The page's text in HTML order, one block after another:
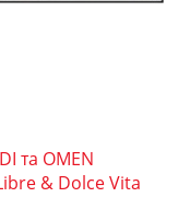
та OMEN
& Dolce Vita